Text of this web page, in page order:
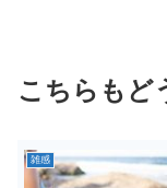
こちらもど
雑感